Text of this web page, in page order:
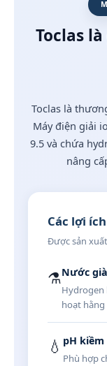
Toclas
Toclas là
Máy điện giải
9.5 và chứa
nâng
Các lợi
Được sản
⚗️Nước
Hydrogen
hoạt hằng
💧 pH kiềm
Phù hợp